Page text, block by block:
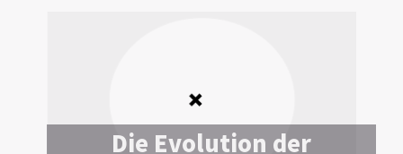
Die Evolution der